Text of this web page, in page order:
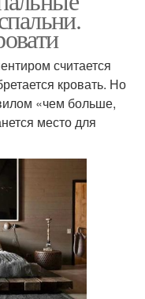
считается
кровать. Но
«чем больше,
место для